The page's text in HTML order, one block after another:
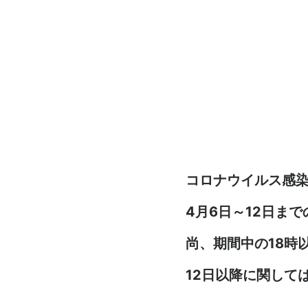
コロナウイルス感
4月6日～12日まで
尚、期間中の18時
12日以降に関して